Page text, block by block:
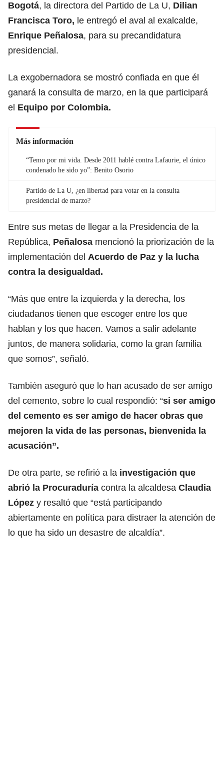
Bogotá, la directora del Partido de La U, Dilian
Francisca Toro, le entregó el aval al exalcalde,
Enrique Peñalosa, para su precandidatura
presidencial.
La exgobernadora se mostró confiada en que él
ganará la consulta de marzo, en la que participará
el Equipo por Colombia.
Más información
“Temo por mi vida. Desde 2011 hablé contra Lafaurie, el único
condenado he sido yo”: Benito Osorio
Partido de La U, ¿en libertad para votar en la consulta
presidencial de marzo?
Entre sus metas de llegar a la Presidencia de la
República, Peñalosa mencionó la priorización de la
implementación del Acuerdo de Paz y la lucha
contra la desigualdad.
“Más que entre la izquierda y la derecha, los
ciudadanos tienen que escoger entre los que
hablan y los que hacen. Vamos a salir adelante
juntos, de manera solidaria, como la gran familia
que somos”, señaló.
También aseguró que lo han acusado de ser amigo
del cemento, sobre lo cual respondió: “si ser amigo
del cemento es ser amigo de hacer obras que
mejoren la vida de las personas, bienvenida la
acusación”.
De otra parte, se refirió a la investigación que
abrió la Procuraduría contra la alcaldesa Claudia
López y resaltó que “está participando
abiertamente en política para distraer la atención de
lo que ha sido un desastre de alcaldía”.